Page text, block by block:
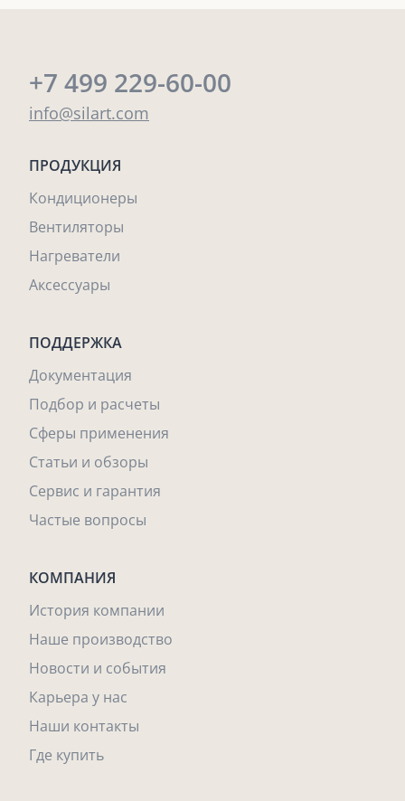
+7 499 229-60-00
info@silart.com
ПРОДУКЦИЯ
Кондиционеры
Вентиляторы
Нагреватели
Аксессуары
ПОДДЕРЖКА
Документация
Подбор и расчеты
Сферы применения
Статьи и обзоры
Сервис и гарантия
Частые вопросы
КОМПАНИЯ
История компании
Наше производство
Новости и события
Карьера у нас
Наши контакты
Где купить